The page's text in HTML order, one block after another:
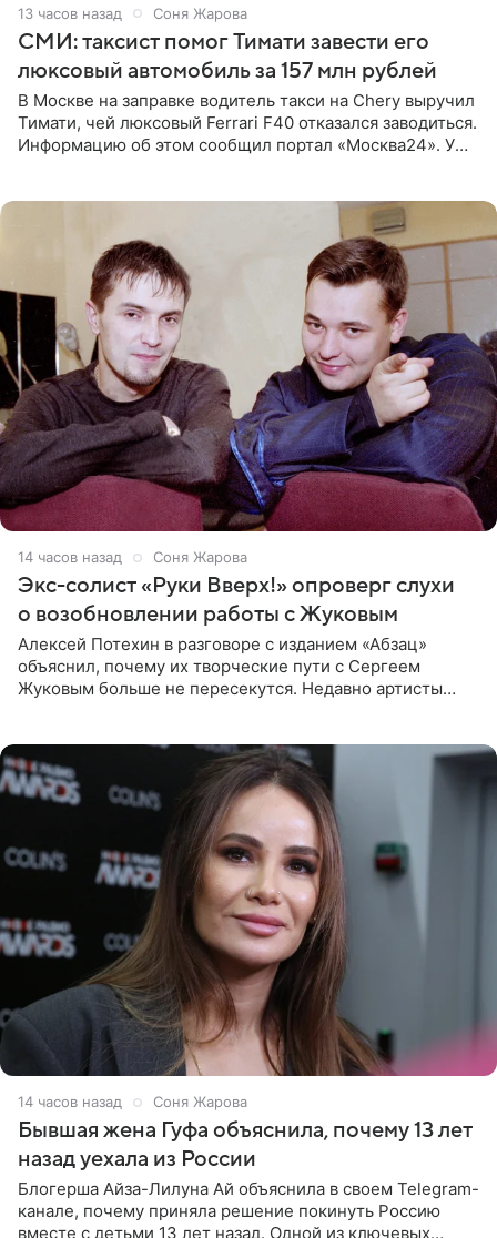
13 часов назад Соня Жарова
СМИ: таксист помог Тимати завести его
люксовый автомобиль за 157 млн рублей
В Москве на заправке водитель такси на Chery выручил
Тимати, чей люксовый Ferrari F40 отказался заводиться.
Информацию об этом сообщил портал «Москва24». У
14 часов назад Соня Жарова
Экс-солист «Руки Вверх!» опроверг слухи
о возобновлении работы с Жуковым
Алексей Потехин в разговоре с изданием «Абзац»
объяснил, почему их творческие пути с Сергеем
Жуковым больше не пересекутся. Недавно артисты
14 часов назад Соня Жарова
Бывшая жена Гуфа объяснила, почему 13 лет
назад уехала из России
Блогерша Айза-Лилуна Ай объяснила в своем Telegram-
канале, почему приняла решение покинуть Россию
вместе с детьми 13 лет назад. Одной из ключевых